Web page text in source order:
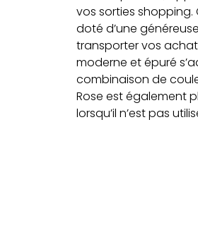
vos sorties shopping.
doté d’une
transporter vos
moderne et épuré
combinaison de
Rose est également
lorsqu’il n’est pas